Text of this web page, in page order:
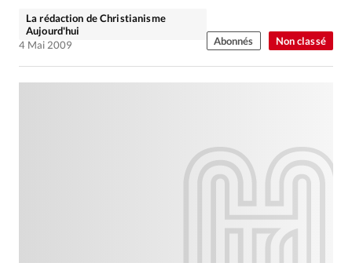
Non classé
La rédaction de Christianisme
Aujourd'hui
4 Mai 2009
Abonnés